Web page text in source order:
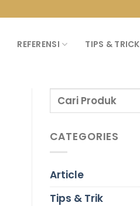
REFERENSI TIPS & TRICK
CATEGORIES
Article
Tips & Trik